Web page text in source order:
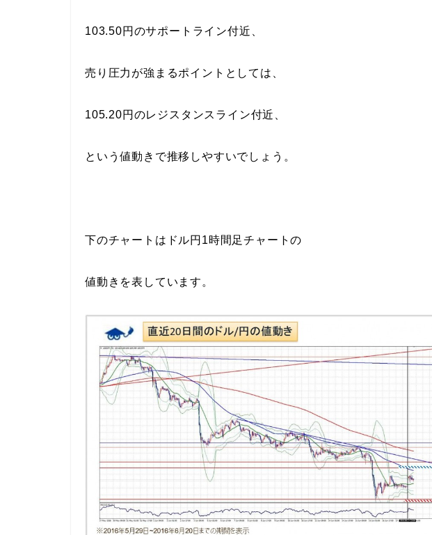
103.50円のサポートライン付近、
売り圧力が強まるポイントとしては、
105.20円のレジスタンスライン付近、
という値動きで推移しやすいでしょう。
下のチャートはドル円1時間足チャートの
値動きを表しています。